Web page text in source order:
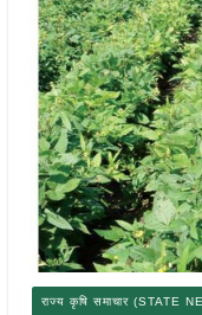
राज्य कृषि समाचार (STATE